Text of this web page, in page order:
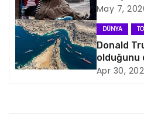
q
a
s
May 7,
DÜNYA
Donald
olduğunu
Apr 30,